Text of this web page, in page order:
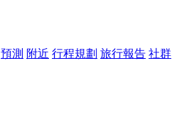
預測 附近 行程規劃 旅行報告社群